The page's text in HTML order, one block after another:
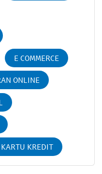
E COMMERCE
ONLINE
KREDIT